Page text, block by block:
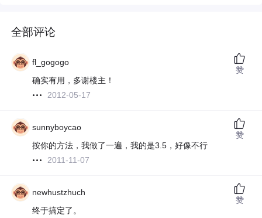
全部评论
fl_gogogo
确实有用，多谢楼主！
2012-05-17
赞
sunnyboycao
按你的方法，我做了一遍，我的是3.5，好像不行
2011-11-07
赞
newhustzhuch
终于搞定了。
赞